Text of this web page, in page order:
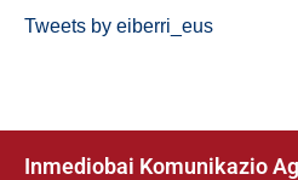
Tweets by eiberri_eus
Inmediobai Komunikazio